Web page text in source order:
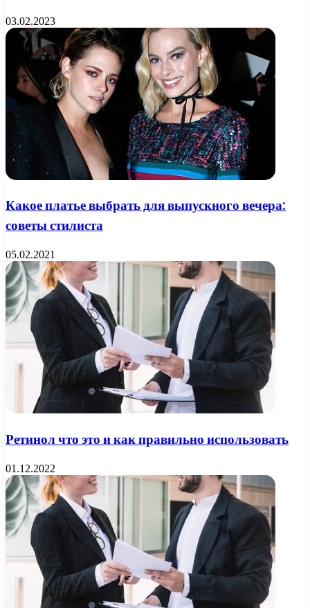
03.02.2023
Какое платье выбрать для выпускного вечера:
советы стилиста
05.02.2021
Ретинол что это и как правильно использовать
01.12.2022